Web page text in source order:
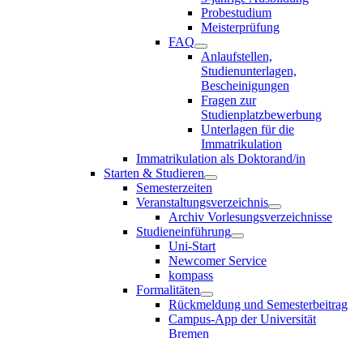
Probestudium
Meisterprüfung
FAQ
Anlaufstellen,
Studienunterlagen,
Bescheinigungen
Fragen zur
Studienplatzbewerbung
Unterlagen für die
Immatrikulation
Immatrikulation als Doktorand/in
Starten & Studieren
Semesterzeiten
Veranstaltungsverzeichnis
Archiv Vorlesungsverzeichnisse
Studieneinführung
Uni-Start
Newcomer Service
kompass
Formalitäten
Rückmeldung und Semesterbeitrag
Campus-App der Universität
Bremen